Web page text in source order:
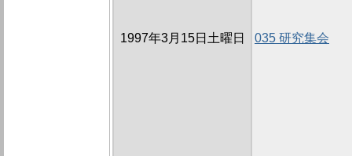
1997年3月15日土曜日 035 研究集会